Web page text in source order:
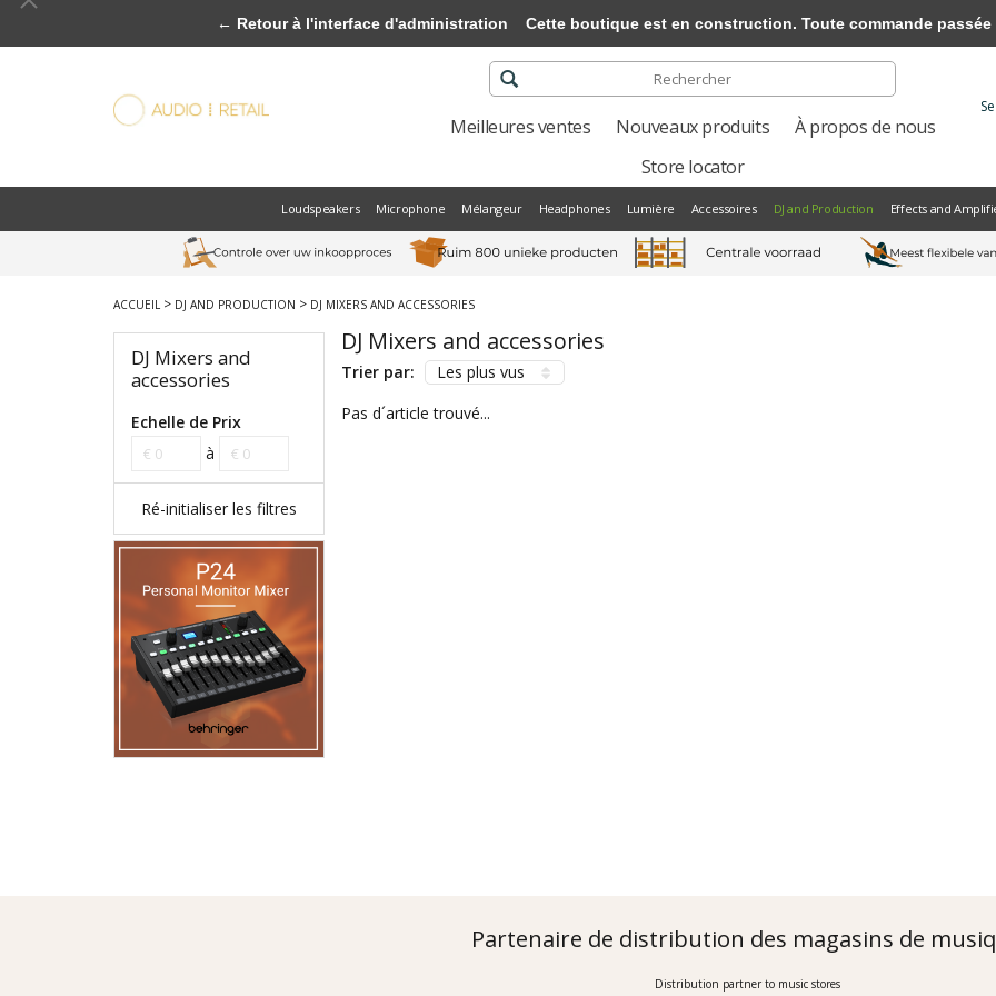
Meilleures ventes Nouveaux produits
À propos de nous
Store locator
Loudspeakers Microphone Mélangeur Headphones Lumière Accessoires DJ and Production Effects and
ACCUEIL > DJ AND PRODUCTION > DJ MIXERS AND ACCESSORIES
DJ Mixers and
accessories
Echelle de Prix
à
Ré-initialiser les filtres
DJ Mixers and accessories
Trier par:
Les plus vus
Pas d´article trouvé...
Partenaire de distribution des magasins de
Distribution partner to music stores
← Retour à l'interface d'administration Cette boutique est en construction. Toute commande passée